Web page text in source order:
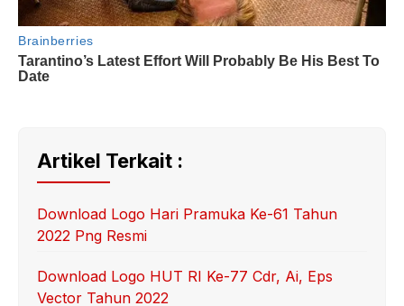
Artikel Terkait :
Download Logo Hari Pramuka Ke-61 Tahun
2022 Png Resmi
Download Logo HUT RI Ke-77 Cdr, Ai, Eps
Vector Tahun 2022